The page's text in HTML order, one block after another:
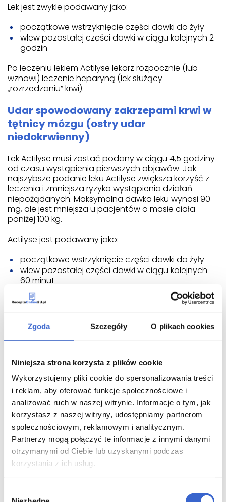
Zgoda Szczegóły O plikach cookies
Niniejsza strona korzysta z plików cookie
Wykorzystujemy pliki cookie do spersonalizowania treści
i reklam, aby oferować funkcje społecznościowe i
analizować ruch w naszej witrynie. Informacje o tym, jak
korzystasz z naszej witryny, udostępniamy partnerom
społecznościowym, reklamowym i analitycznym.
Partnerzy mogą połączyć te informacje z innymi danymi
otrzymanymi od Ciebie lub uzyskanymi podczas
korzystania z ich usług.
Lek jest zwykle podawany jako:
początkowe wstrzyknięcie części dawki do żyły
wlew pozostałej części dawki w ciągu kolejnych 2
godzin
Po leczeniu lekiem Actilyse lekarz rozpocznie (lub
wznowi) leczenie heparyną (lek służący
„rozrzedzaniu” krwi).
Udar spowodowany zakrzepami krwi w
tętnicy mózgu (ostry udar
niedokrwienny)
Lek Actilyse musi zostać podany w ciągu 4,5 godziny
od czasu wystąpienia pierwszych objawów. Jak
najszybsze podanie leku Actilyse zwiększa korzyść z
leczenia i zmniejsza ryzyko wystąpienia działań
niepożądanych. Maksymalna dawka leku wynosi 90
mg, ale jest mniejsza u pacjentów o masie ciała
poniżej 100 kg.
Actilyse jest podawany jako:
początkowe wstrzyknięcie części dawki do żyły
wlew pozostałej części dawki w ciągu kolejnych
60 minut
Należy unikać stosowania kwasu
acetylosalicylowego w okresie pierwszych 24 godzin
po zastosowaniu leku Actilyse w leczeniu udaru.
Lekarz w razie konieczności, może zdecydować o
podaniu heparyny.
Zastosowanie większej niż zalecana
dawki leku Actilyse
Jeżeli przekroczono maksymalną zalecaną dawkę
wzrasta ryzyko krwawienia śródczaszkowego. W
przypadkach nasilonego krwawienia poleca się
przetaczanie świeżo mrożonego osocza. Można
również podawać syntetyczne leki
przeciwfibrynolityczne.
W razie jakichkolwiek dalszych wątpliwości
związanych ze stosowaniem tego leku, należy